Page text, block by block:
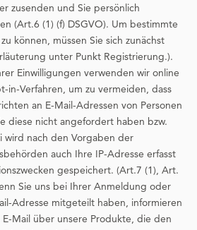
zusenden und Sie persönlich
(Art.6 (1) (f) DSGVO). Um bestimmte
können, müssen Sie sich zunächst
unter Punkt Registrierung.).
Einwilligungen verwenden wir online
in-Verfahren, um zu vermeiden, dass
an E-Mail-Adressen von Personen
diese nicht angefordert haben bzw.
wird nach den Vorgaben der
auch Ihre IP-Adresse erfasst
gespeichert. (Art.7 (1), Art.
Sie uns bei Ihrer Anmeldung oder
Adresse mitgeteilt haben, informieren
Mail über unsere Produkte, die den